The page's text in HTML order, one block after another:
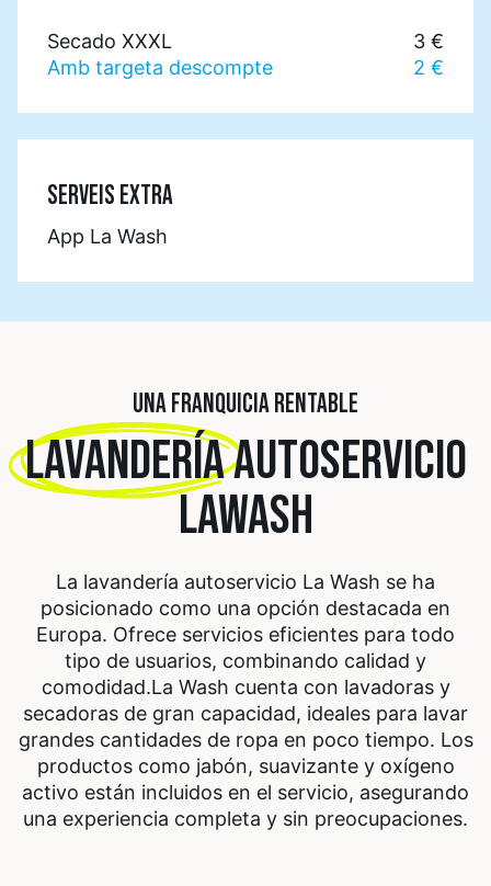
Secado XXXL
3 €
Amb targeta descompte
2 €
SERVEIS EXTRA
App La Wash
UNA FRANQUICIA RENTABLE
LAVANDERÍAAUTOSERVICIO
LAWASH
La lavandería autoservicio La Wash se ha
posicionado como una opción destacada en
Europa. Ofrece servicios eficientes para todo
tipo de usuarios, combinando calidad y
comodidad.La Wash cuenta con lavadoras y
secadoras de gran capacidad, ideales para lavar
grandes cantidades de ropa en poco tiempo. Los
productos como jabón, suavizante y oxígeno
activo están incluidos en el servicio, asegurando
una experiencia completa y sin preocupaciones.